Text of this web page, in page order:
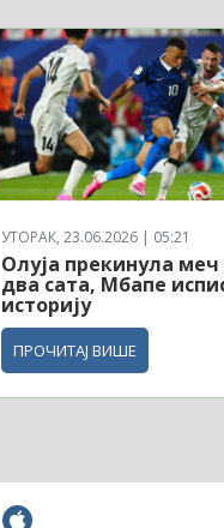
УТОРАК, 23.06.2026 | 05:21
Олуја прекинула меч
два сата, Мбапе
историју
ПРОЧИТАЈ ВИШЕ